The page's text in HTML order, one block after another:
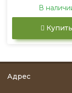
В
Купить
Адрес